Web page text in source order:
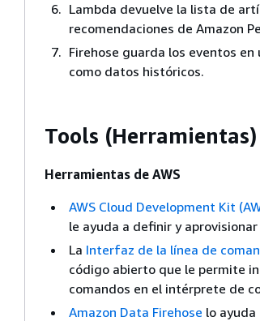
Lambda devuelve la lista de
recomendaciones de Amazon
Firehose guarda los eventos
como datos históricos.
Tools (Herramientas)
Herramientas de AWS
AWS Cloud Development Kit
le ayuda a definir y
La Interfaz de la línea de
código abierto que le permite
comandos en el intérprete de
Amazon Data Firehose lo